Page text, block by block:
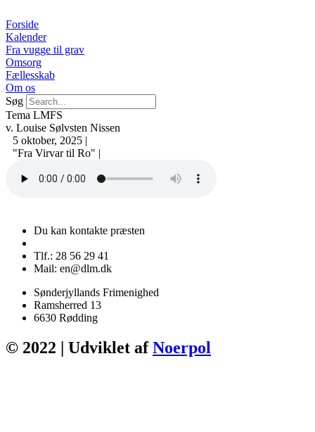
til
indhold
Forside
Kalender
Fra vugge til grav
Omsorg
Fællesskab
Om os
Søg
Tema LMFS
v. Louise Sølvsten Nissen
5 oktober, 2025 |
"Fra Virvar til Ro" |
Du kan kontakte præsten
Tlf.: 28 56 29 41
Mail: en@dlm.dk
Sønderjyllands Frimenighed
Ramsherred 13
6630 Rødding
© 2022 | Udviklet afNoerpol